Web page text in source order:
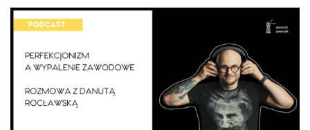
a
–
rozmowa
z
Danutą